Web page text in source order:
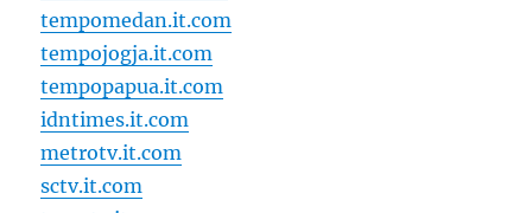
tempomedan.it.com
tempojogja.it.com
tempopapua.it.com
idntimes.it.com
metrotv.it.com
sctv.it.com